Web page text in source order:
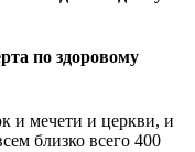
по здоровому
и мечети и церкви, и
близко всего 400